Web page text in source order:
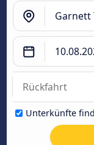
Unterkünfte